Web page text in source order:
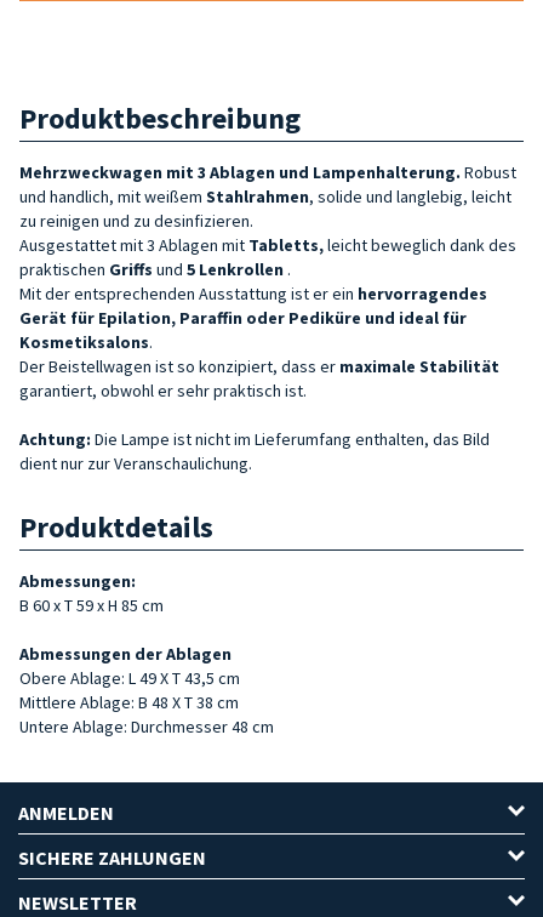
Produktbeschreibung
Mehrzweckwagen mit 3 Ablagen und Lampenhalterung. Robust
und handlich, mit weißem Stahlrahmen, solide und langlebig, leicht
zu reinigen und zu desinfizieren.
Ausgestattet mit 3 Ablagen mit Tabletts,leicht beweglich dank des
praktischen Griffs und 5 Lenkrollen .
Mit der entsprechenden Ausstattung ist er ein hervorragendes
Gerät für Epilation, Paraffin oder Pediküre und ideal für
Kosmetiksalons.
Der Beistellwagen ist so konzipiert, dass er maximale Stabilität
garantiert, obwohl er sehr praktisch ist.
Achtung: Die Lampe ist nicht im Lieferumfang enthalten, das Bild
dient nur zur Veranschaulichung.
Produktdetails
Abmessungen:
B 60 x T 59 x H 85 cm
Abmessungen der Ablagen
Obere Ablage: L 49 X T 43,5 cm
Mittlere Ablage: B 48 X T 38 cm
Untere Ablage: Durchmesser 48 cm
ANMELDEN
SICHERE ZAHLUNGEN
NEWSLETTER